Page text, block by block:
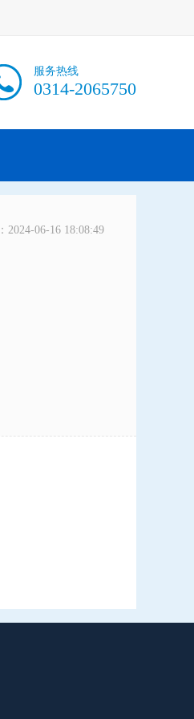
服务热线
0314-2065750
2024-06-16 18:08:49